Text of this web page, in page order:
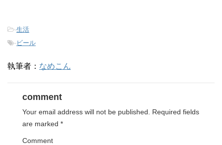
-生活
-ビール
執筆者： なめこん
comment
Your email address will not be published.
Required fields
are marked *
Comment